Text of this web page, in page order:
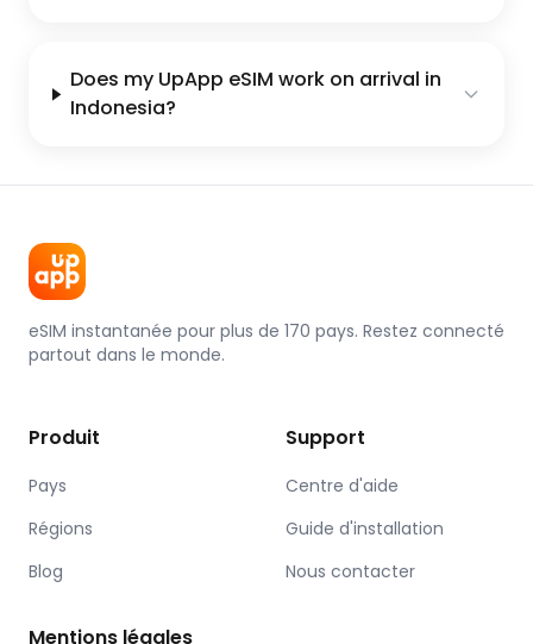
Does my UpApp eSIM work on arrival in
Indonesia?
eSIM instantanée pour plus de 170 pays. Restez connecté
partout dans le monde.
Produit
Pays
Régions
Blog
Support
Centre d'aide
Guide d'installation
Nous contacter
Mentions légales